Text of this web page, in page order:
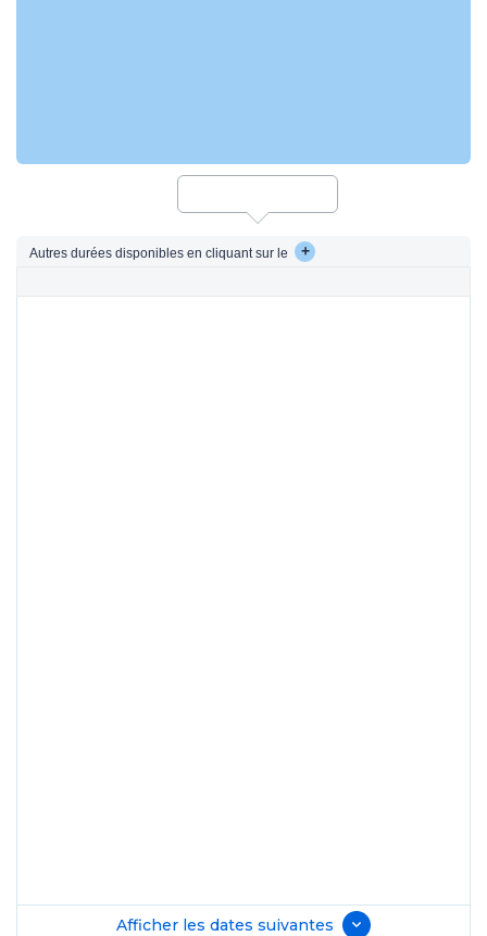
Autres durées disponibles en cliquant sur le +
Afficher les dates suivantes